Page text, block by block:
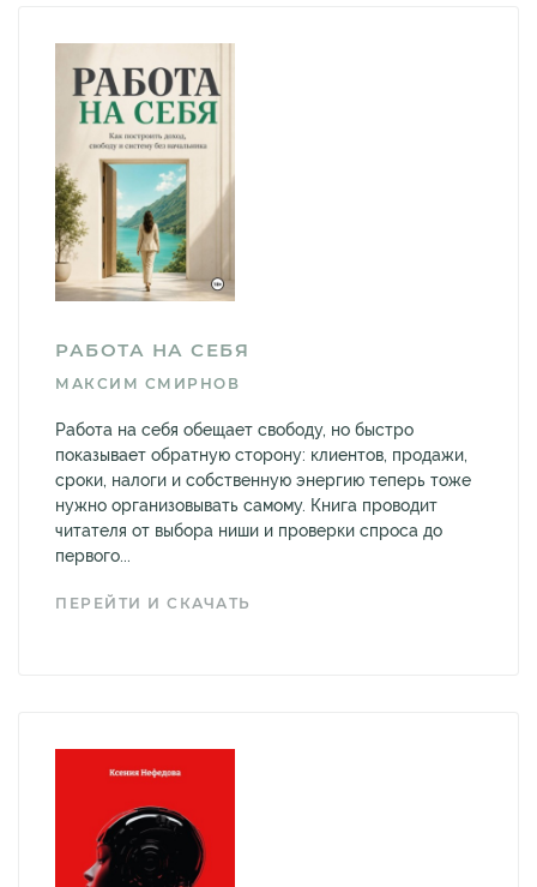
РАБОТА НА СЕБЯ
МАКСИМ СМИРНОВ
Работа на себя обещает свободу, но быстро
показывает обратную сторону: клиентов, продажи,
сроки, налоги и собственную энергию теперь тоже
нужно организовывать самому. Книга проводит
читателя от выбора ниши и проверки спроса до
первого...
ПЕРЕЙТИ И СКАЧАТЬ